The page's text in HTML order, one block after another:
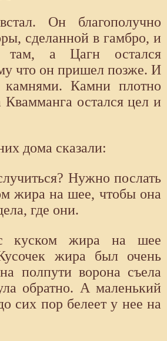
Он благополучно
сделанной в гамбро, и
там, а Цагн остался
что он пришел позже. И
камнями. Камни плотно
Квамманга остался цел и
дома сказали:
Нужно послать
жира на шее, чтобы она
где они.
куском жира на шее
жира был очень
полпути ворона съела
обратно. А маленький
сих пор белеет у нее на